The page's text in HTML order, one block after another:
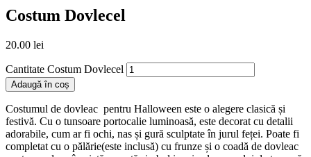
Costum Dovlecel
20.00 lei
Cantitate Costum Dovlecel
Adaugă în coș
Costumul de dovleac pentru Halloween este o alegere clasică și
festivă. Cu o tunsoare portocalie luminoasă, este decorat cu detalii
adorabile, cum ar fi ochi, nas și gură sculptate în jurul feței. Poate fi
completat cu o pălărie(este inclusă) cu frunze și o coadă de dovleac